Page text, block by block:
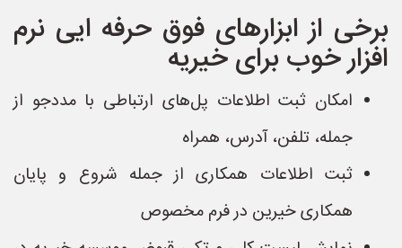
برخی از ابزارهای فوق حرفه ایی نرم
افزار خوب برای خیریه
امکان ثبت اطلاعات پل‌های ارتباطی با مددجو از
جمله، تلفن، آدرس، همراه
ثبت اطلاعات همکاری از جمله شروع و پایان
همکاری خیرین در فرم مخصوص